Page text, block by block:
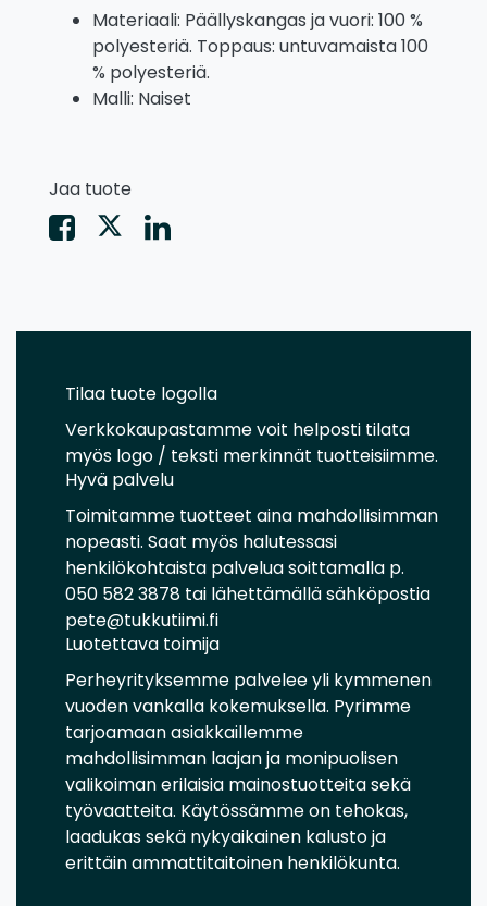
Materiaali: Päällyskangas ja vuori: 100 %
polyesteriä. Toppaus: untuvamaista 100
% polyesteriä.
Malli: Naiset
Jaa tuote
Tilaa tuote logolla
Verkkokaupastamme voit helposti tilata
myös logo / teksti merkinnät tuotteisiimme.
Hyvä palvelu
Toimitamme tuotteet aina mahdollisimman
nopeasti. Saat myös halutessasi
henkilökohtaista palvelua soittamalla p.
050 582 3878 tai lähettämällä sähköpostia
pete@tukkutiimi.fi
Luotettava toimija
Perheyrityksemme palvelee yli kymmenen
vuoden vankalla kokemuksella. Pyrimme
tarjoamaan asiakkaillemme
mahdollisimman laajan ja monipuolisen
valikoiman erilaisia mainostuotteita sekä
työvaatteita. Käytössämme on tehokas,
laadukas sekä nykyaikainen kalusto ja
erittäin ammattitaitoinen henkilökunta.